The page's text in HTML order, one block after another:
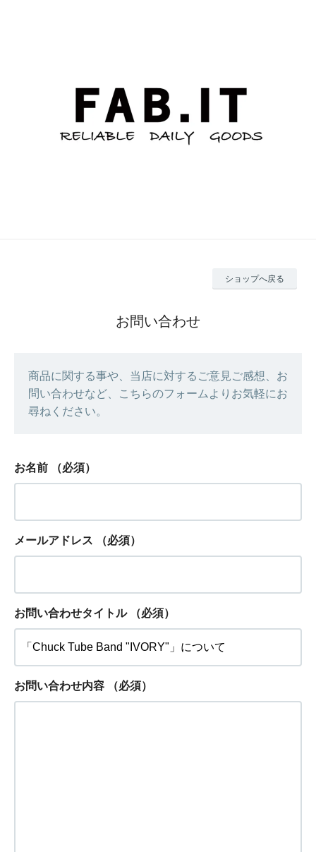
ショップへ戻る
お問い合わせ
商品に関する事や、当店に対するご意見ご感想、お
問い合わせなど、こちらのフォームよりお気軽にお
尋ねください。
お名前 （必須）
メールアドレス （必須）
お問い合わせタイトル （必須）
お問い合わせ内容 （必須）